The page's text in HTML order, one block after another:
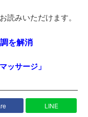
読みいただけます。
を解消
ッサージ」
LINE